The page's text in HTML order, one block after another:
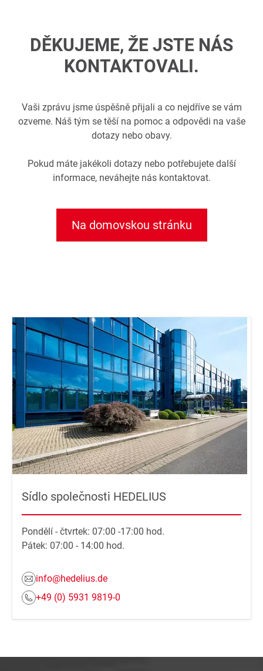
DĚKUJEME, ŽE JSTE NÁS
KONTAKTOVALI.
Vaši zprávu jsme úspěšně přijali a co nejdříve se vám
ozveme. Náš tým se těší na pomoc a odpovědi na vaše
dotazy nebo obavy.
Pokud máte jakékoli dotazy nebo potřebujete další
informace, neváhejte nás kontaktovat.
Na domovskou stránku
Sídlo společnosti HEDELIUS
Pondělí - čtvrtek: 07:00 -17:00 hod.
Pátek: 07:00 - 14:00 hod.
info@hedelius.de
+49 (0) 5931 9819-0